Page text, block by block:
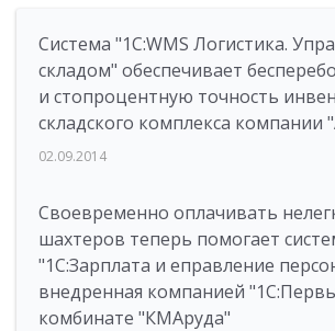
Система "1С:WMS Логистика.
складом" обеспечивает
и стопроцентную точность
складского комплекса компании
02.09.2014
Своевременно оплачивать
шахтеров теперь помогает
"1С:Зарплата и eправление
внедренная компанией
комбинате "КМАруда"